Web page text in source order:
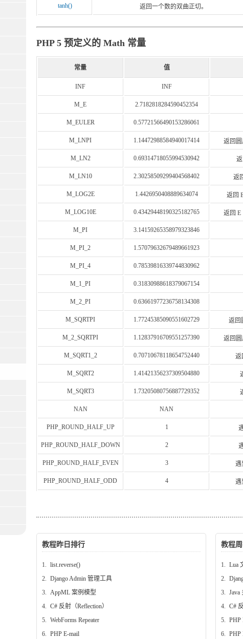
tanh() 返回一个数的双曲正切。
PHP 5 预定义的 Math 常量
常量 值
INF INF
M_E 2.7182818284590452354
M_EULER 0.57721566490153286061
M_LNPI 1.14472988584940017414 返回圆
M_LN2 0.69314718055994530942
M_LN10 2.30258509299404568402 返
M_LOG2E 1.4426950408889634074 返回
M_LOG10E 0.43429448190325182765 返回 E
M_PI 3.14159265358979323846
M_PI_2 1.57079632679489661923
M_PI_4 0.78539816339744830962
M_1_PI 0.31830988618379067154
M_2_PI 0.63661977236758134308
M_SQRTPI 1.77245385090551602729 返回
M_2_SQRTPI 1.12837916709551257390 返回圆
M_SQRT1_2 0.70710678118654752440 返
M_SQRT2 1.41421356237309504880
M_SQRT3 1.73205080756887729352
NAN NAN
PHP_ROUND_HALF_UP 1
PHP_ROUND_HALF_DOWN 2
PHP_ROUND_HALF_EVEN 3 遇
PHP_ROUND_HALF_ODD 4 遇
教程昨日排行
1.
list.reverse()
2.
Django Admin 管理工具
3.
AppML 案例模型
4.
C# 反射（Reflection）
5.
WebForms Repeater
6.
PHP E-mail
教程
1.
Lua
2.
3.
Java
4.
C#
5.
PHP
6.
PHP